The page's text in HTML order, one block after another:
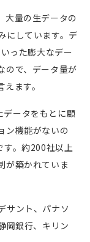
大量の生データの
にしています。デ
った膨大なデー
ので、データ量が
ます。
ータをもとに顧
ン機能がないの
す。約200社以上
が築かれていま
サント、パナソ
岡銀行、キリン